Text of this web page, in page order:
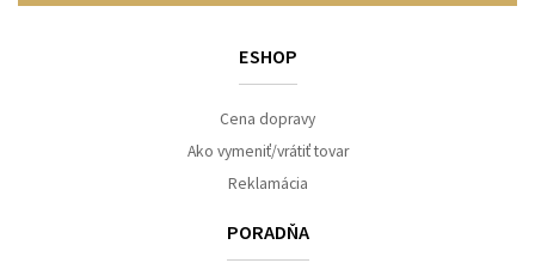
ESHOP
Cena dopravy
Ako vymeniť/vrátiť tovar
Reklamácia
PORADŇA